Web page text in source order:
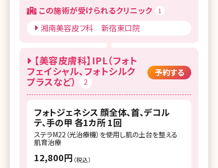
この施術が受けられるクリニック 1
湘南美容皮フ科 新宿東口院
【美容皮膚科】IPL（フォト
フェイシャル、フォトシルク
プラスなど）
2
予約する
フォトジェネシス 顔全体、首、デコル
テ、手の甲 各1カ所 1回
ステラM22（光治療機）を使用し肌の土台を整える
肌育治療
12,800円 （税込）